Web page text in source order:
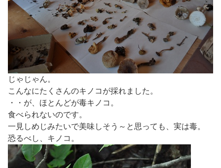
じゃじゃん。
こんなにたくさんのキノコが採れました。
・・が、ほとんどが毒キノコ。
食べられないのです。
一見しめじみたいで美味しそう～と思っても、実は毒。
恐るべし、キノコ。